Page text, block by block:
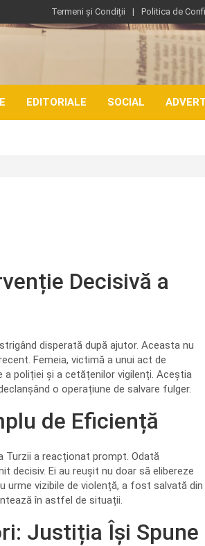
Termeni și Condiții Politica de
EDITORIALE SOCIAL
Decisivă a
disperată după ajutor. Aceasta nu
Femeia, victimă a unui act de
poliției și a cetățenilor vigilenți. Aceștia
o operațiune de salvare fulger.
de Eficiență
Turzii a reacționat prompt. Odată
decisiv. Ei au reușit nu doar să elibereze
urme vizibile de violență, a fost salvată din
în astfel de situații.
Justiția Își Spune